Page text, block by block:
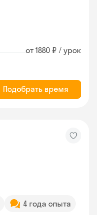
от 1880 ₽ / урок
Подобрать время
4 года опыта